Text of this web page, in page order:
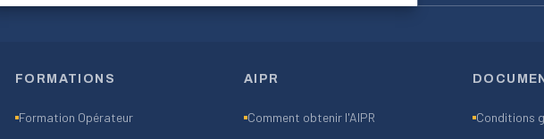
FORMATIONS
Formation Opérateur
AIPR
Comment obtenir l'AIPR Conditions